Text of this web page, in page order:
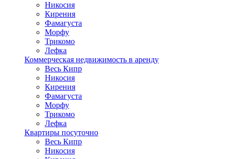
Никосия
Кирения
Фамагуста
Морфу
Трикомо
Лефка
Коммерческая недвижимость в аренду
Весь Кипр
Никосия
Кирения
Фамагуста
Морфу
Трикомо
Лефка
Квартиры посуточно
Весь Кипр
Никосия